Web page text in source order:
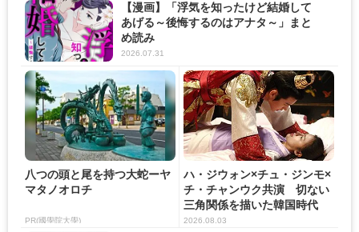
【漫画】「浮気を知ったけど結婚して
あげる～後悔するのはアナタ～」まと
め読み
2026.07.31
八つの頭と尾を持つ大蛇ーヤ
マタノオロチ
PR(國學院大學)
ハ・ジウォン×チュ・ジンモ×
チ・チャンウク共演 切ない
三角関係を描いた韓国時代
劇...
2026.08.03